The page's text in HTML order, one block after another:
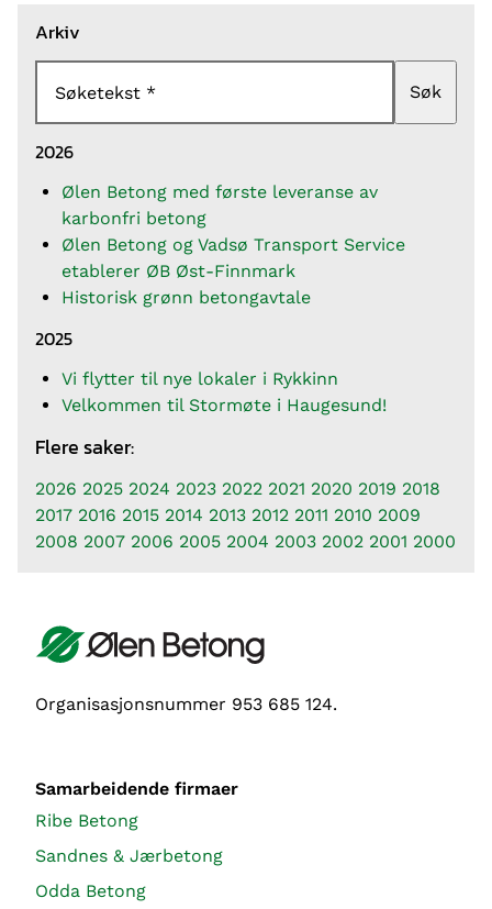
Arkiv
Søketekst Søk
2026
Ølen Betong med første leveranse av
karbonfri betong
Ølen Betong og Vadsø Transport Service
etablerer ØB Øst-Finnmark
Historisk grønn betongavtale
2025
Vi flytter til nye lokaler i Rykkinn
Velkommen til Stormøte i Haugesund!
Flere saker:
2026 2025 2024 2023 2022 2021 2020 2019 2018
2017 2016 2015 2014 2013 2012 2011 2010 2009
2008 2007 2006 2005 2004 2003 2002 2001 2000
Organisasjonsnummer 953 685 124.
Samarbeidende firmaer
Ribe Betong
Sandnes & Jærbetong
Odda Betong